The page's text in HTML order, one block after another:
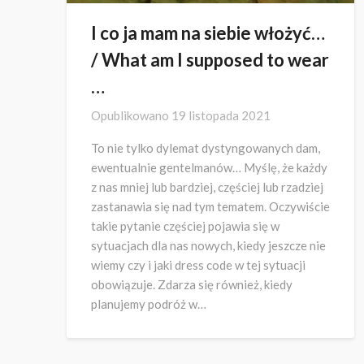
I co ja mam na siebie włożyć…
/ What am I supposed to wear
…
Opublikowano 19 listopada 2021
To nie tylko dylemat dystyngowanych dam,
ewentualnie gentelmanów… Myślę, że każdy
z nas mniej lub bardziej, częściej lub rzadziej
zastanawia się nad tym tematem. Oczywiście
takie pytanie częściej pojawia się w
sytuacjach dla nas nowych, kiedy jeszcze nie
wiemy czy i jaki dress code w tej sytuacji
obowiązuje. Zdarza się również, kiedy
planujemy podróż w…